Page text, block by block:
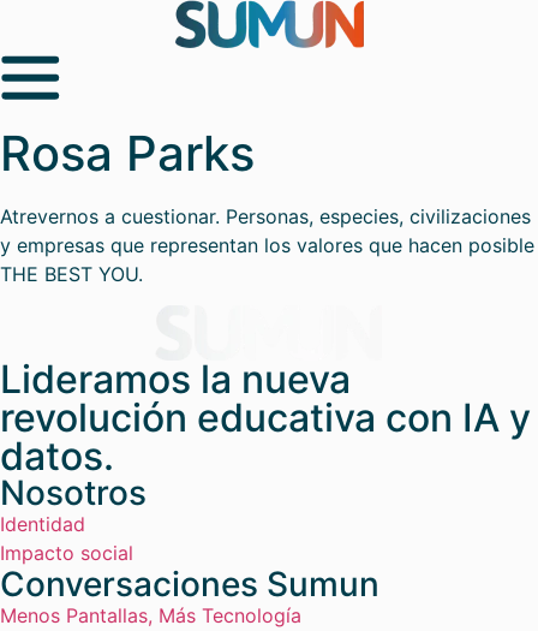
Rosa Parks
Atrevernos a cuestionar. Personas, especies, civilizaciones
y empresas que representan los valores que hacen posible
THE BEST YOU.
Lideramos la nueva
revolución educativa con IA y
datos.
Nosotros
Identidad
Impacto social
Conversaciones Sumun
Menos Pantallas, Más Tecnología